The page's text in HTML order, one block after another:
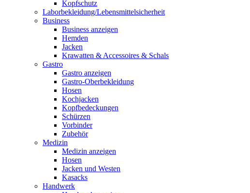
Kopfschutz
Laborbekleidung/Lebensmittelsicherheit
Business
Business anzeigen
Hemden
Jacken
Krawatten & Accessoires & Schals
Gastro
Gastro anzeigen
Gastro-Oberbekleidung
Hosen
Kochjacken
Kopfbedeckungen
Schürzen
Vorbinder
Zubehör
Medizin
Medizin anzeigen
Hosen
Jacken und Westen
Kasacks
Handwerk